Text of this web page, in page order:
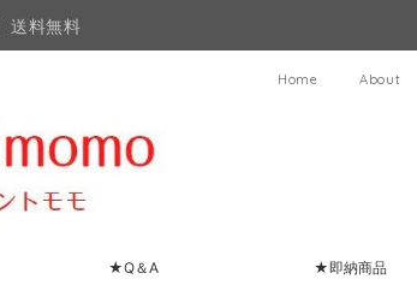
送料無料
Home About
★Q＆A ★即納商品